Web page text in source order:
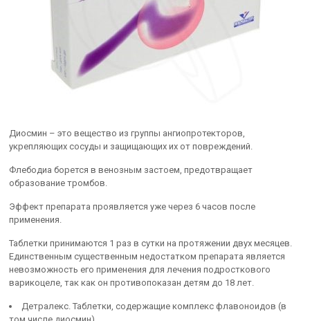
Диосмин – это вещество из группы ангиопротекторов,
укрепляющих сосуды и защищающих их от повреждений.
Флебодиа борется в венозным застоем, предотвращает
образование тромбов.
Эффект препарата проявляется уже через 6 часов после
применения.
Таблетки принимаются 1 раз в сутки на протяжении двух месяцев.
Единственным существенным недостатком препарата является
невозможность его применения для лечения подросткового
варикоцеле, так как он противопоказан детям до 18 лет.
Детралекс. Таблетки, содержащие комплекс флавоноидов (в